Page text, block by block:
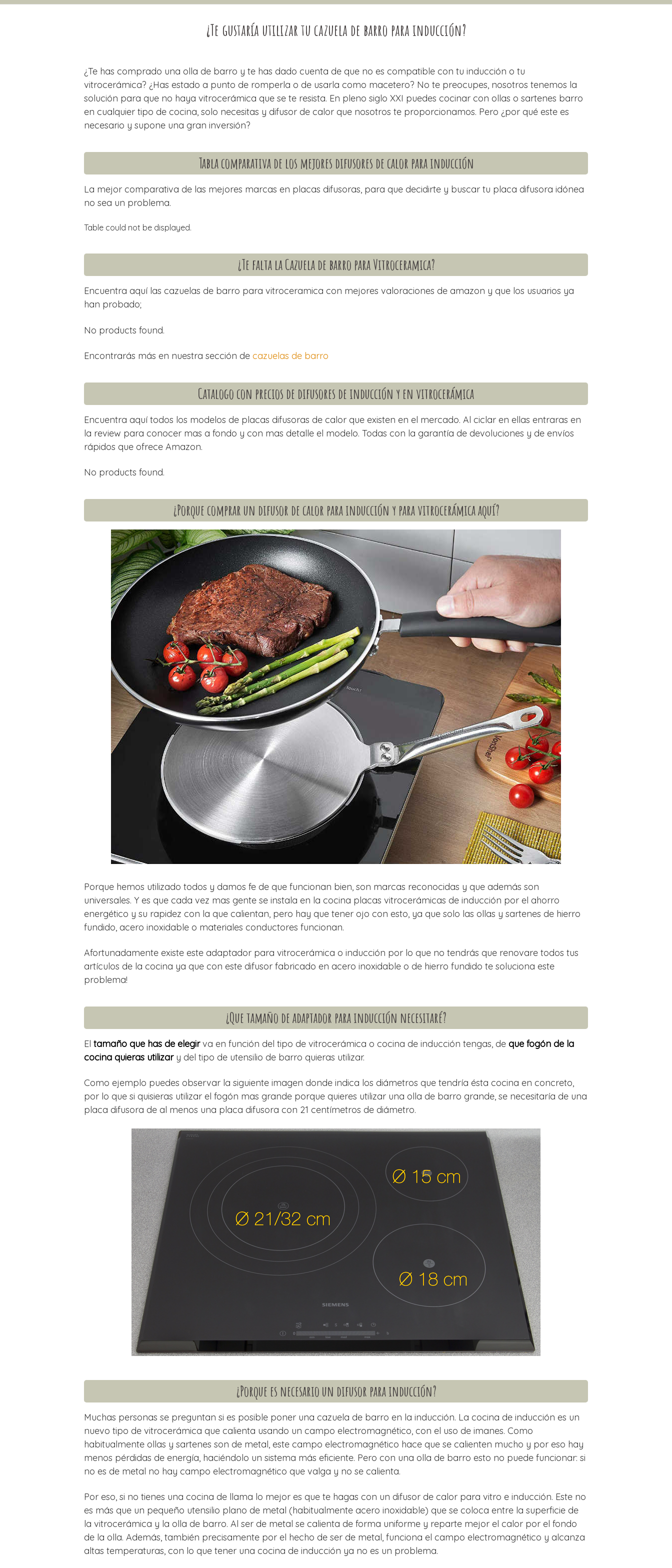
¿Te gustaría utilizar tu cazuela de barro para inducción?
¿Te has comprado una olla de barro y te has dado cuenta de que no es compatible con tu inducción o tu
vitrocerámica? ¿Has estado a punto de romperla o de usarla como macetero? No te preocupes, nosotros tenemos la
solución para que no haya vitrocerámica que se te resista. En pleno siglo XXI puedes cocinar con ollas o sartenes barro
en cualquier tipo de cocina, solo necesitas y difusor de calor que nosotros te proporcionamos. Pero ¿por qué este es
necesario y supone una gran inversión?
Tabla comparativa de los mejores difusores de calor para inducción
La mejor comparativa de las mejores marcas en placas difusoras, para que decidirte y buscar tu placa difusora idónea
no sea un problema.
Table could not be displayed.
¿Te falta la Cazuela de barro para Vitroceramica?
Encuentra aquí las cazuelas de barro para vitroceramica con mejores valoraciones de amazon y que los usuarios ya
han probado;
No products found.
Encontrarás más en nuestra sección de cazuelas de barro
Catalogo con precios de difusores de inducción y en vitrocerámica
Encuentra aquí todos los modelos de placas difusoras de calor que existen en el mercado. Al ciclar en ellas entraras en
la review para conocer mas a fondo y con mas detalle el modelo. Todas con la garantía de devoluciones y de envíos
rápidos que ofrece Amazon.
No products found.
¿Porque comprar un difusor de calor para inducción y para vitrocerámica aquí?
Porque hemos utilizado todos y damos fe de que funcionan bien, son marcas reconocidas y que además son
universales. Y es que cada vez mas gente se instala en la cocina placas vitrocerámicas de inducción por el ahorro
energético y su rapidez con la que calientan, pero hay que tener ojo con esto, ya que solo las ollas y sartenes de hierro
fundido, acero inoxidable o materiales conductores funcionan.
Afortunadamente existe este adaptador para vitrocerámica o inducción por lo que no tendrás que renovare todos tus
artículos de la cocina ya que con este difusor fabricado en acero inoxidable o de hierro fundido te soluciona este
problema!
¿Que tamaño de adaptador para inducción necesitaré?
El tamaño que has de elegirva en función del tipo de vitrocerámica o cocina de inducción tengas, de que fogón de la
cocina quieras utilizary del tipo de utensilio de barro quieras utilizar.
Como ejemplo puedes observar la siguiente imagen donde indica los diámetros que tendría ésta cocina en concreto,
por lo que si quisieras utilizar el fogón mas grande porque quieres utilizar una olla de barro grande, se necesitaría de una
placa difusora de al menos una placa difusora con 21 centímetros de diámetro.
¿Porque es necesario un difusor para inducción?
Muchas personas se preguntan si es posible poner una cazuela de barro en la inducción. La cocina de inducción es un
nuevo tipo de vitrocerámica que calienta usando un campo electromagnético, con el uso de imanes. Como
habitualmente ollas y sartenes son de metal, este campo electromagnético hace que se calienten mucho y por eso hay
menos pérdidas de energía, haciéndolo un sistema más eficiente. Pero con una olla de barro esto no puede funcionar: si
no es de metal no hay campo electromagnético que valga y no se calienta.
Por eso, si no tienes una cocina de llama lo mejor es que te hagas con un difusor de calor para vitro e inducción. Este no
es más que un pequeño utensilio plano de metal (habitualmente acero inoxidable) que se coloca entre la superficie de
la vitrocerámica y la olla de barro. Al ser de metal se calienta de forma uniforme y reparte mejor el calor por el fondo
de la olla. Además, también precisamente por el hecho de ser de metal, funciona el campo electromagnético y alcanza
altas temperaturas, con lo que tener una cocina de inducción ya no es un problema.